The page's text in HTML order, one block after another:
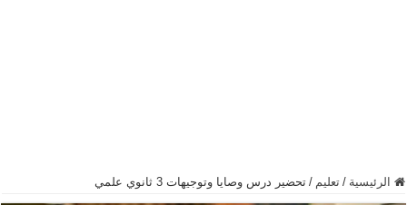
الرئيسية / تعليم / تحضير درس وصايا وتوجيهات 3 ثانوي علمي